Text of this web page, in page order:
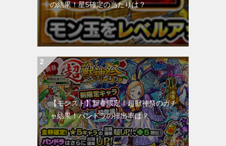
の結果！星5確定の当たりは？
【モンスト】新春限定！超獣神祭のガチ
ャ結果！パンドラの排出率は？